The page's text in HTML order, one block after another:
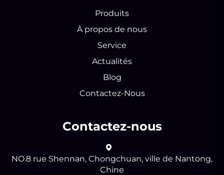
Produits
À propos de nous
Service
Actualités
Blog
Contactez-Nous
Contactez-nous
NO.8 rue Shennan, Chongchuan, ville de Nantong,
Chine